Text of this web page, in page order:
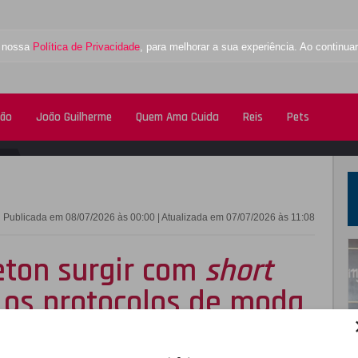
Política de Privacidade, para melhorar a sua experiência. Ao
João Guilherme Quem Ama Cuida Reis Pets
Publicada em 08/07/2026 às 00:00 | Atualizada em 07/07/2026 às 11:08
surgir com short
protocolos de moda
seguir!